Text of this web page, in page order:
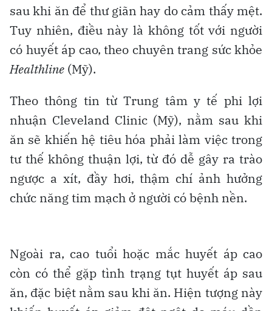
sau khi ăn để thư giãn hay do cảm thấy mệt.
Tuy nhiên, điều này là không tốt với người
có huyết áp cao, theo chuyên trang sức khỏe
Healthline (Mỹ).
Theo thông tin từ Trung tâm y tế phi lợi
nhuận Cleveland Clinic (Mỹ), nằm sau khi
ăn sẽ khiến hệ tiêu hóa phải làm việc trong
tư thế không thuận lợi, từ đó dễ gây ra trào
ngược a xít, đầy hơi, thậm chí ảnh hưởng
chức năng tim mạch ở người có bệnh nền.
Ngoài ra, cao tuổi hoặc mắc huyết áp cao
còn có thể gặp tình trạng tụt huyết áp sau
ăn, đặc biệt nằm sau khi ăn. Hiện tượng này